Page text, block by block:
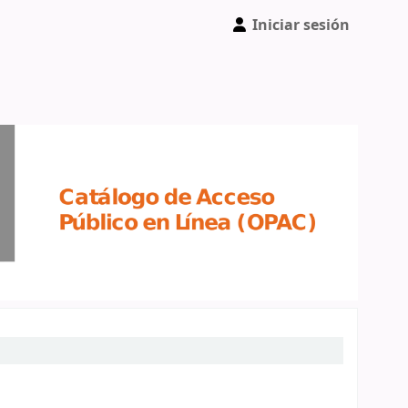
Iniciar sesión